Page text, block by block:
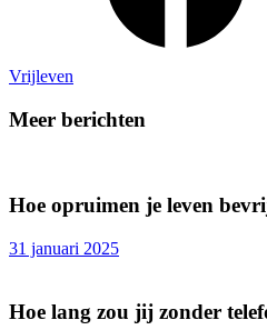
Vrijleven
Meer berichten
Hoe opruimen je leven
31 januari 2025
Hoe lang zou jij zonder